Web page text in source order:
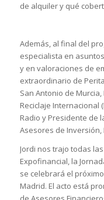
de alquiler y qué
Además, al final del
especialista en
y en valoraciones de
extraordinario de
San Antonio de
Reciclaje Internacional
Radio y Presidente de
Asesores de Inversión,
Jordi nos trajo todas
Expofinancial, la
se celebrará el
Madrid. El acto está